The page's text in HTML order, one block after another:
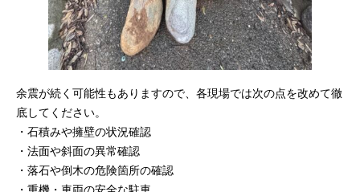
余震が続く可能性もありますので、各現場では次の点を改めて徹
底してください。
・石積みや擁壁の状況確認
・法面や斜面の異常確認
・落石や倒木の危険箇所の確認
・重機・車両の安全な駐車